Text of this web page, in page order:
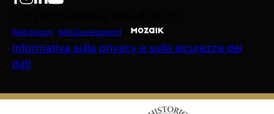
Web Design Web Development
Informativa sulla privacy e sulla sicurezza dei
dati